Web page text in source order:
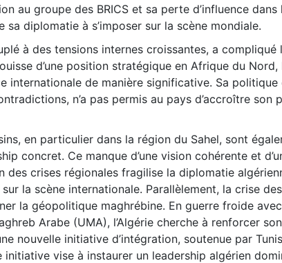
au groupe des BRICS et sa perte d’influence dans
sa diplomatie à s’imposer sur la scène mondiale.
à des tensions internes croissantes, a compliqué
d’une position stratégique en Afrique du Nord,
internationale de manière significative. Sa politique
n’a pas permis au pays d’accroître son
en particulier dans la région du Sahel, sont
concret. Ce manque d’une vision cohérente et
des crises régionales fragilise la diplomatie
la scène internationale. Parallèlement, la crise
la géopolitique maghrébine. En guerre froide
Arabe (UMA), l’Algérie cherche à renforcer son
nouvelle initiative d’intégration, soutenue par
vise à instaurer un leadership algérien